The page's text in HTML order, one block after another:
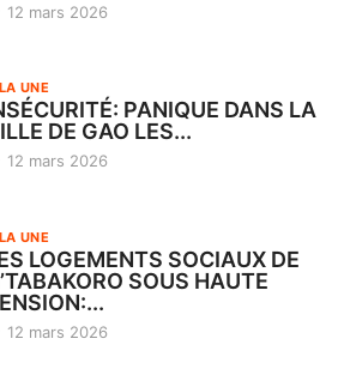
12 mars 2026
UNE
PANIQUE DANS LA
DE GAO LES...
12 mars 2026
UNE
LOGEMENTS SOCIAUX DE
SOUS HAUTE
12 mars 2026